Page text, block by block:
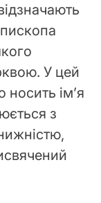
У цей
носить ім’я
з